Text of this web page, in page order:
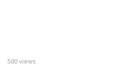
500 views